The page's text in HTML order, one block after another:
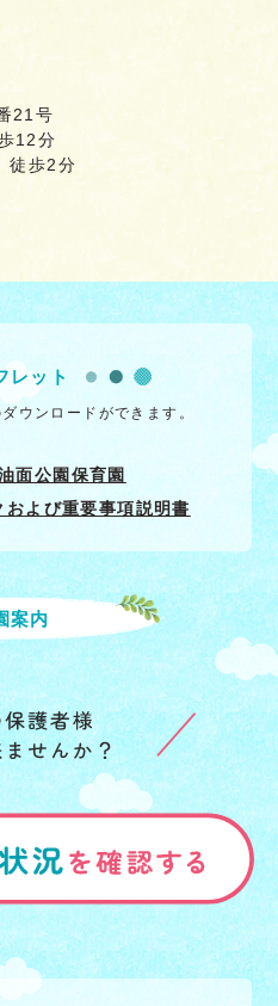
21号
12分
徒歩2分
レット
ウンロードができます。
面公園保育園
および重要事項説明書
案内